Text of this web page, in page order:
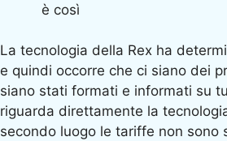
è così
La tecnologia della Rex ha
e quindi occorre che ci siano dei
siano stati formati e informati su
riguarda direttamente la
secondo luogo le tariffe non sono